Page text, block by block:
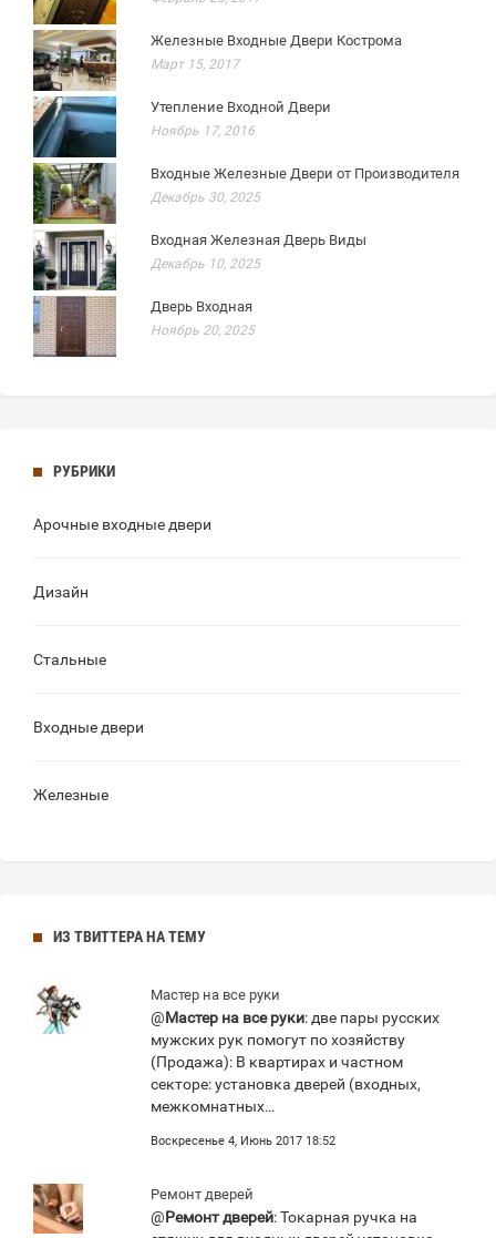
Железные Входные Двери Кострома
Март 15, 2017
Утепление Входной Двери
Ноябрь 17, 2016
Входные Железные Двери от Производителя
Декабрь 30, 2025
Входная Железная Дверь Виды
Декабрь 10, 2025
Дверь Входная
Ноябрь 20, 2025
РУБРИКИ
Арочные входные двери
Дизайн
Стальные
Входные двери
Железные
ИЗ ТВИТТЕРА НА ТЕМУ
Мастер на все руки
@Мастер на все руки: две пары русских
мужских рук помогут по хозяйству
(Продажа): В квартирах и частном
секторе: установка дверей (входных,
межкомнатных…
Воскресенье 4, Июнь 2017 18:52
Ремонт дверей
@Ремонт дверей: Токарная ручка на